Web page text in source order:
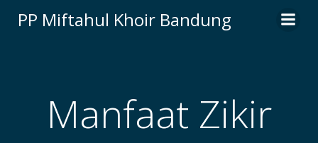
to
PP Miftahul Khoir Bandung
Manfaat Zikir